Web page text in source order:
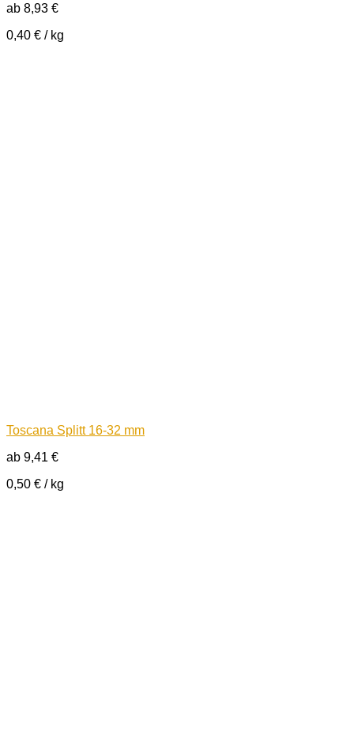
ab 8,93 €
0,40 € / kg
Toscana Splitt 16-32 mm
ab 9,41 €
0,50 € / kg